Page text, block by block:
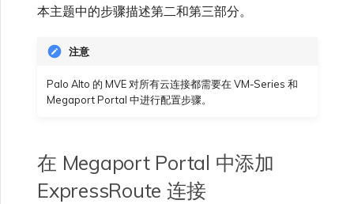
关闭 VXC 和 IX
Azure 服务密钥 API 响应字
本主题中的步骤描述第二和第三部分。
注意
Palo Alto 的 MVE 对所有云连接都需要在 VM-Series 和
Megaport Portal 中进行配置步骤。
在 Megaport Portal 中添加
ExpressRoute 连接